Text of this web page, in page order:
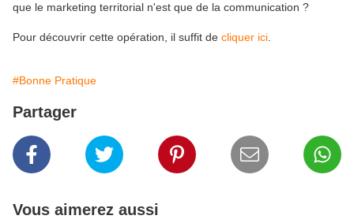
que le marketing territorial n'est que de la communication ?
Pour découvrir cette opération, il suffit de cliquer ici
#Bonne Pratique
Partager
Vous aimerez aussi